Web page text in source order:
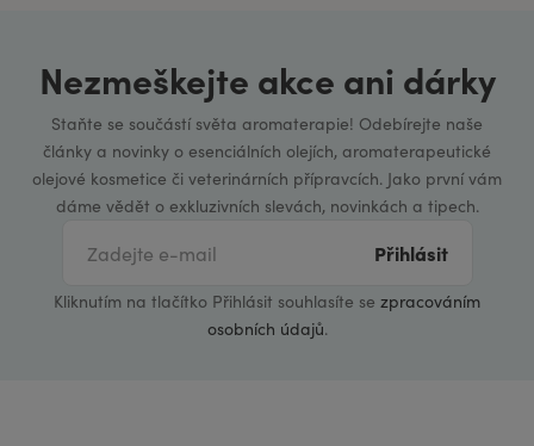
Nezmeškejte akce ani dárky
Staňte se součástí světa aromaterapie! Odebírejte naše
články a novinky o esenciálních olejích, aromaterapeutické
olejové kosmetice či veterinárních přípravcích. Jako první vám
dáme vědět o exkluzivních slevách, novinkách a tipech.
Přihlásit
Kliknutím na tlačítko Přihlásit souhlasíte se zpracováním
osobních údajů.